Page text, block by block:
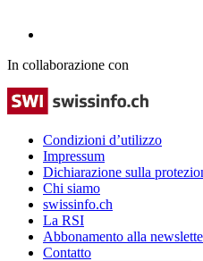
In collaborazione con
Condizioni d’utilizzo
Impressum
Dichiarazione sulla
Chi siamo
swissinfo.ch
La RSI
Abbonamento alla
Contatto